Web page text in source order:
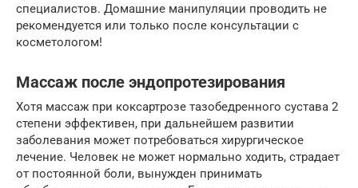
специалистов. Домашние манипуляции проводить не
рекомендуется или только после консультации с
косметологом!
Массаж после эндопротезирования
Хотя массаж при коксартрозе тазобедренного сустава 2
степени эффективен, при дальнейшем развитии
заболевания может потребоваться хирургическое
лечение. Человек не может нормально ходить, страдает
от постоянной боли, вынужден принимать